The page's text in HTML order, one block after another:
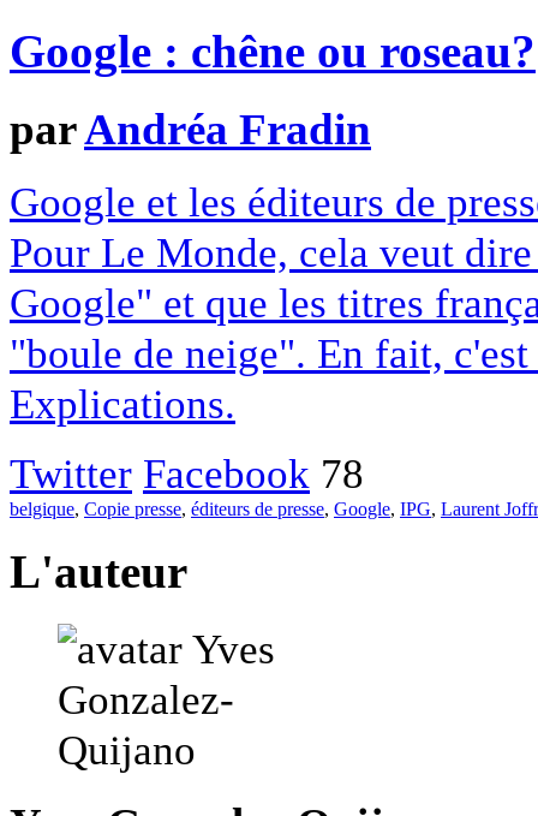
Google : chêne ou roseau?
parAndréa Fradin
Google et les éditeurs de
Pour Le Monde, cela veut
Google" et que les titres
"boule de neige". En fait,
Explications.
Twitter Facebook 78
belgique, Copie presse, éditeurs de presse, Google, IPG, Laurent
L'auteur